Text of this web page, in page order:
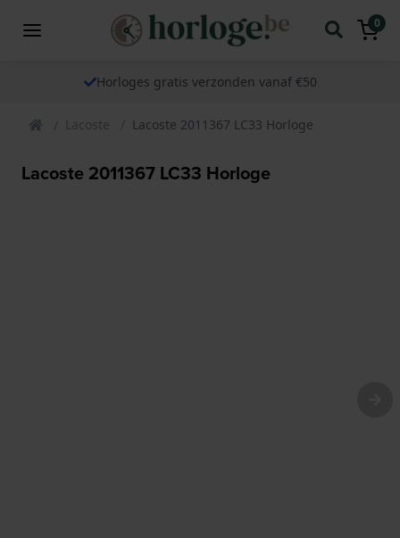
0
Horloges gratis verzonden vanaf €50
Lacoste Lacoste 2011367 LC33 Horloge
Lacoste 2011367 LC33 Horloge